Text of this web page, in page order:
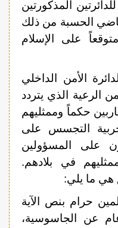
المذكورتين
الحسبة من ذلك
على الإسلام
الأمن الداخلي
الذي يتردد
حكماً وممثليهم
التجسس على
على المسؤولين
في بلادهم.
هي ما يلي:
حرام بنص الآية
عن الجاسوسية،